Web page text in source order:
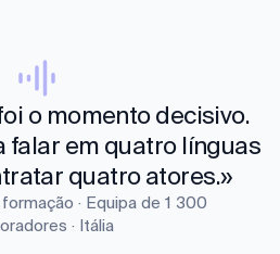
o momento decisivo.
falar em quatro línguas
quatro atores.»
· Equipa de 1 300
· Itália